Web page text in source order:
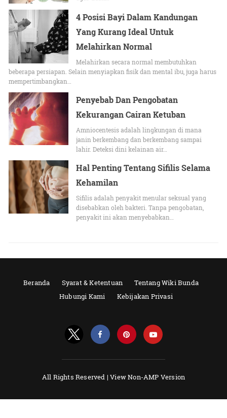
4 Posisi Bayi Dalam Kandungan
Yang Kurang Ideal Untuk
Melahirkan Normal
Melahirkan secara normal membutuhkan
beberapa persiapan. Selain menyiapkan fisik dan mental ibu, juga harus
mempertimbangkan…
Penyebab Dan Pengobatan
Kekurangan Cairan Ketuban
Amniocentesis adalah lingkungan di mana
janin berkembang dan berkembang sampai
lahir. Deteksi dini kelainan air…
Hal Penting Tentang Sifilis Selama
Kehamilan
Sifilis adalah penyakit menular seksual yang
disebabkan oleh bakteri. Tanpa pengobatan,
penyakit ini akan menyebabkan…
Beranda Syarat & Ketentuan
Tentang Wiki Bunda
Hubungi Kami
Kebijakan Privasi
All Rights Reserved |View Non-AMP Version